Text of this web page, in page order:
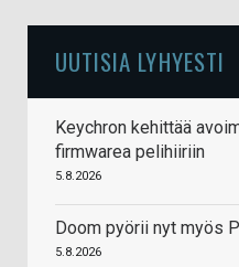
UUTISIA LYHYESTI
Keychron kehittää
firmwarea pelihiiriin
5.8.2026
Doom pyörii nyt myös
5.8.2026